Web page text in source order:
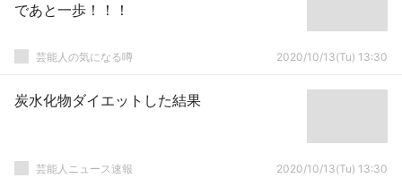
であと一歩！！！
芸能人の気になる噂 2020/10/13(Tu) 13:30
炭水化物ダイエットした結果
芸能人ニュース速報 2020/10/13(Tu) 13:30